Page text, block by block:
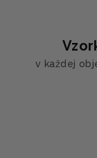
v každej